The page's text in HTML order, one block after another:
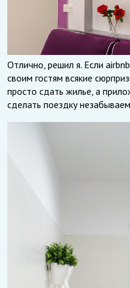
Отлично, решил я. Если
своим гостям всякие
просто сдать жилье, а
сделать поездку